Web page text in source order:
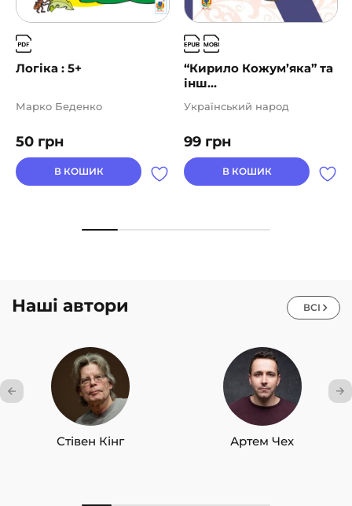
Логіка : 5+
50 грн
Марко Беденко
В КОШИК
“Кирило Кожум’яка” та
інш...
99 грн
Український народ
В КОШИК
Наші автори ВСІ
Стівен Кінг Артем Чех